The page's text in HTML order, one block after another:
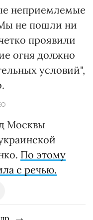
неприемлемые
не пошли ни
проявили
огня должно
условий",
Москвы
По этому
с речью.